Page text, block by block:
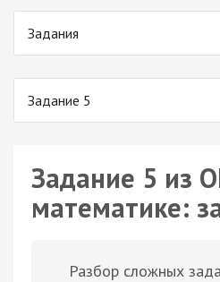
Задания
Задание 5
Задание 5 из
математике:
Разбор сложных